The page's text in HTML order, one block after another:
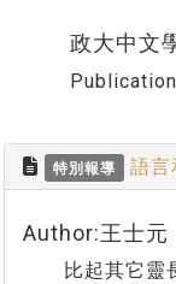
政大中文
特別報導 語言
Author:王士元
比起其它靈長